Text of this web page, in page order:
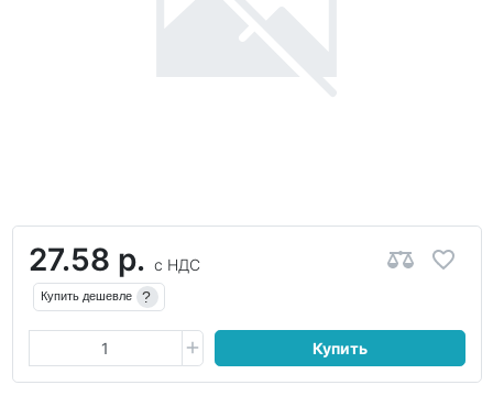
27.58 р. с НДС
Купить дешевле ?
Купить